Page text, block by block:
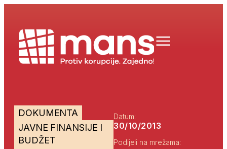
DOKUMENTA
JAVNE FINANSIJE I
BUDŽET
Datum:
30/10/2013
Podijeli na mrežama: